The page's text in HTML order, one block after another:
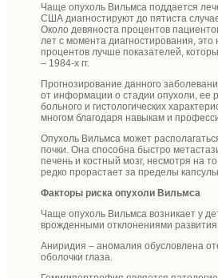
Чаще опухоль Вильмса поддается
США диагностируют до пятиста
Около девяноста процентов
лет с момента диагностирования, это
процентов лучше показателей,
– 1984-х гг.
Прогнозирование данного
от информации о стадии опухоли, ее
больного и гистологических
многом благодаря навыкам и
Опухоль Вильмса может
почки. Она способна быстро
печень и костный мозг, несмотря на
редко прорастает за пределы капсулы
Факторы риска опухоли Вильмса
Чаще опухоль Вильмса возникает у
врожденными отклонениями
Аниридия – аномалия обусловлена
оболочки глаза.